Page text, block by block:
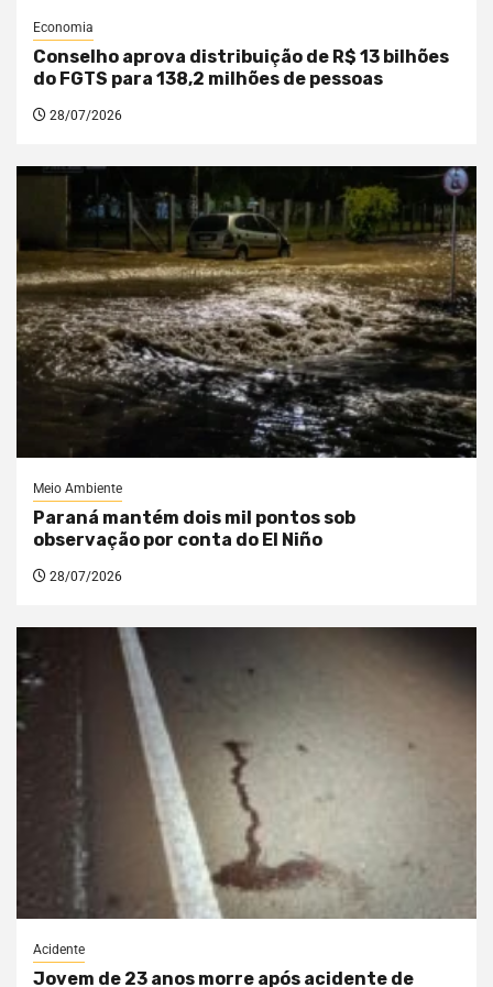
Economia
Conselho aprova distribuição de R$ 13 bilhões
do FGTS para 138,2 milhões de pessoas
28/07/2026
Meio Ambiente
Paraná mantém dois mil pontos sob
observação por conta do El Niño
28/07/2026
Acidente
Jovem de 23 anos morre após acidente de